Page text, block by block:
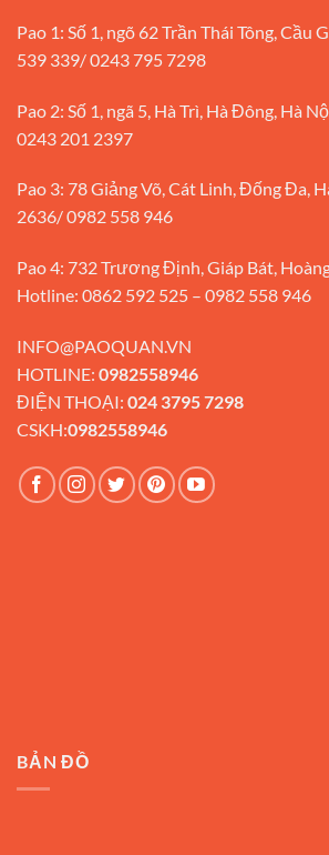
Pao 1: Số 1, ngõ 62 Trần Thái Tông, Cầu
539 339/ 0243 795 7298
Pao 2: Số 1, ngã 5, Hà Trì, Hà Đông, Hà
0243 201 2397
Pao 3: 78 Giảng Võ, Cát Linh, Đống Đa,
2636/ 0982 558 946
Pao 4: 732 Trương Định, Giáp Bát,
Hotline: 0862 592 525 – 0982 558 946
INFO@PAOQUAN.VN
HOTLINE: 0982558946
ĐIỆN THOẠI: 024 3795 7298
CSKH:0982558946
BẢN ĐỒ